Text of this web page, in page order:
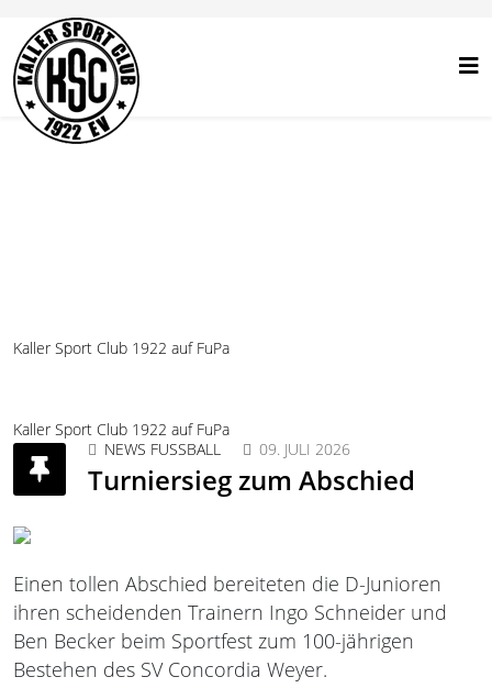
Kaller Sport Club 1922 auf FuPa
Kaller Sport Club 1922 auf FuPa
NEWS FUSSBALL
09. JULI 2026
Turniersieg zum Abschied
Einen tollen Abschied bereiteten die D-Junioren
ihren scheidenden Trainern Ingo Schneider und
Ben Becker beim Sportfest zum 100-jährigen
Bestehen des SV Concordia Weyer.